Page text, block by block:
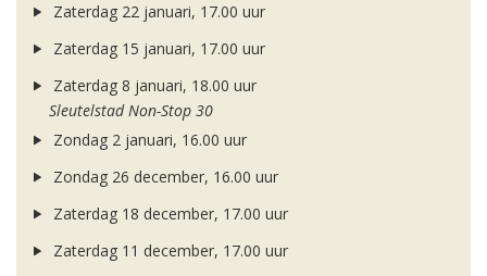
Zaterdag 22 januari, 17.00 uur
Zaterdag 15 januari, 17.00 uur
Zaterdag 8 januari, 18.00 uur
Sleutelstad Non-Stop 30
Zondag 2 januari, 16.00 uur
Zondag 26 december, 16.00 uur
Zaterdag 18 december, 17.00 uur
Zaterdag 11 december, 17.00 uur